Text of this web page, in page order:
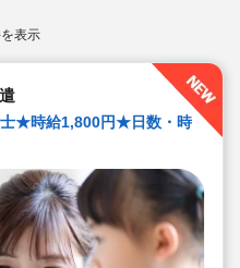
表示
★時給1,800円★日数・時